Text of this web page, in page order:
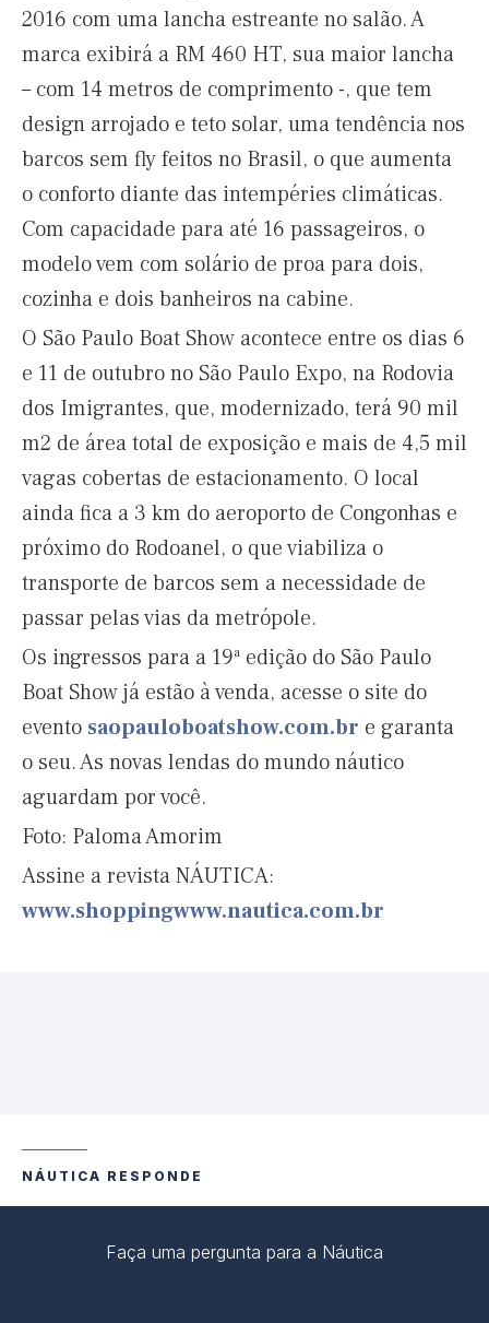
2016 com uma lancha estreante no salão. A
marca exibirá a RM 460 HT, sua maior lancha
– com 14 metros de comprimento -, que tem
design arrojado e teto solar, uma tendência nos
barcos sem fly feitos no Brasil, o que aumenta
o conforto diante das intempéries climáticas.
Com capacidade para até 16 passageiros, o
modelo vem com solário de proa para dois,
cozinha e dois banheiros na cabine.
O São Paulo Boat Show acontece entre os dias 6
e 11 de outubro no São Paulo Expo, na Rodovia
dos Imigrantes, que, modernizado, terá 90 mil
m2 de área total de exposição e mais de 4,5 mil
vagas cobertas de estacionamento. O local
ainda fica a 3 km do aeroporto de Congonhas e
próximo do Rodoanel, o que viabiliza o
transporte de barcos sem a necessidade de
passar pelas vias da metrópole.
Os ingressos para a 19ª edição do São Paulo
Boat Show já estão à venda, acesse o site do
evento saopauloboatshow.com.br e garanta
o seu. As novas lendas do mundo náutico
aguardam por você.
Foto: Paloma Amorim
Assine a revista NÁUTICA:
www.shoppingwww.nautica.com.br
NÁUTICA RESPONDE
Faça uma pergunta para a Náutica